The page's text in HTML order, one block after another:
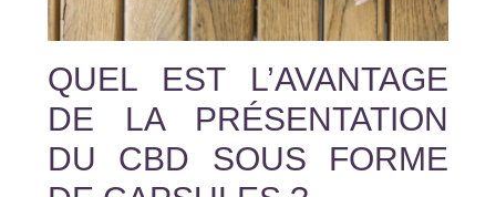
QUEL EST L’AVANTAGE
DE LA PRÉSENTATION
DU CBD SOUS FORME